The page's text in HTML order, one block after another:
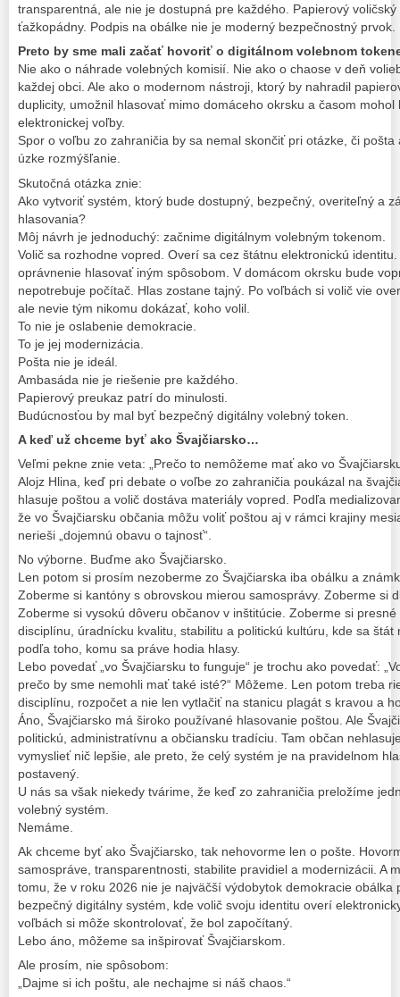
transparentná, ale nie je dostupná pre každého. Papierový
ťažkopádny. Podpis na obálke nie je moderný bezpečnostný prvok.
Preto by sme mali začať hovoriť o digitálnom volebnom
Nie ako o náhrade volebných komisií. Nie ako o chaose v deň
každej obci. Ale ako o modernom nástroji, ktorý by nahradil
duplicity, umožnil hlasovať mimo domáceho okrsku a časom
elektronickej voľby.
Spor o voľbu zo zahraničia by sa nemal skončiť pri otázke, či
úzke rozmýšľanie.
Skutočná otázka znie:
Ako vytvoriť systém, ktorý bude dostupný, bezpečný, overiteľný a
hlasovania?
Môj návrh je jednoduchý: začnime digitálnym volebným tokenom.
Volič sa rozhodne vopred. Overí sa cez štátnu elektronickú
oprávnenie hlasovať iným spôsobom. V domácom okrsku bude
nepotrebuje počítač. Hlas zostane tajný. Po voľbách si volič vie
ale nevie tým nikomu dokázať, koho volil.
To nie je oslabenie demokracie.
To je jej modernizácia.
Pošta nie je ideál.
Ambasáda nie je riešenie pre každého.
Papierový preukaz patrí do minulosti.
Budúcnosťou by mal byť bezpečný digitálny volebný token.
A keď už chceme byť ako Švajčiarsko…
Veľmi pekne znie veta: „Prečo to nemôžeme mať ako vo
Alojz Hlina, keď pri debate o voľbe zo zahraničia poukázal na
hlasuje poštou a volič dostáva materiály vopred. Podľa
že vo Švajčiarsku občania môžu voliť poštou aj v rámci krajiny
nerieši „dojemnú obavu o tajnosť“.
No výborne. Buďme ako Švajčiarsko.
Len potom si prosím nezoberme zo Švajčiarska iba obálku a
Zoberme si kantóny s obrovskou mierou samosprávy. Zoberme si
Zoberme si vysokú dôveru občanov v inštitúcie. Zoberme si
disciplínu, úradnícku kvalitu, stabilitu a politickú kultúru, kde sa
podľa toho, komu sa práve hodia hlasy.
Lebo povedať „vo Švajčiarsku to funguje“ je trochu ako povedať:
prečo by sme nemohli mať také isté?“ Môžeme. Len potom treba
disciplínu, rozpočet a nie len vytlačiť na stanicu plagát s kravou a
Áno, Švajčiarsko má široko používané hlasovanie poštou. Ale
politickú, administratívnu a občiansku tradíciu. Tam občan
vymyslieť nič lepšie, ale preto, že celý systém je na pravidelnom
postavený.
U nás sa však niekedy tvárime, že keď zo zahraničia preložíme
volebný systém.
Nemáme.
Ak chceme byť ako Švajčiarsko, tak nehovorme len o pošte.
samospráve, transparentnosti, stabilite pravidiel a modernizácii. A
tomu, že v roku 2026 nie je najväčší výdobytok demokracie obálka
bezpečný digitálny systém, kde volič svoju identitu overí
voľbách si môže skontrolovať, že bol započítaný.
Lebo áno, môžeme sa inšpirovať Švajčiarskom.
Ale prosím, nie spôsobom:
„Dajme si ich poštu, ale nechajme si náš chaos.“